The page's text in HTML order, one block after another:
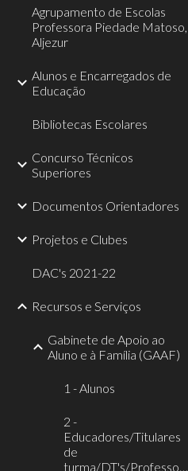
Agrupamento de Escolas
Professora Piedade Matoso,
Aljezur
Alunos e Encarregados de
Educação
Bibliotecas Escolares
Concurso Técnicos
Superiores
Documentos Orientadores
Projetos e Clubes
DAC's 2021-22
Recursos e Serviços
Gabinete de Apoio ao
Aluno e à Família (GAAF)
1 - Alunos
2 -
Educadores/Titulares
de
turma/DT's/Professores/Funcionários